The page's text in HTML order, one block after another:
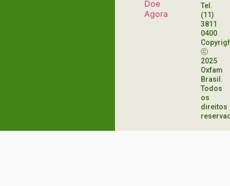
Doe
Agora
Tel.
(11)
3811
0400
ⓒ
2025
Oxfam
Brasil.
Todos
os
direitos